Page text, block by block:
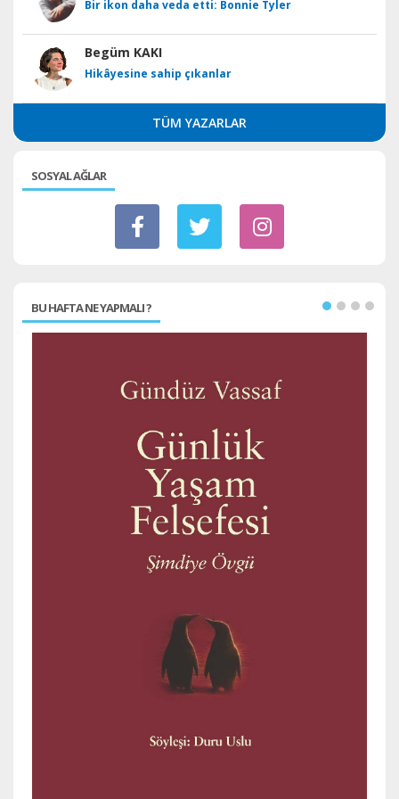
Bir ikon daha veda etti: Bonnie Tyler
Begüm KAKI
Hikâyesine sahip çıkanlar
TÜM YAZARLAR
SOSYAL AĞLAR
BU HAFTA NE YAPMALI ?